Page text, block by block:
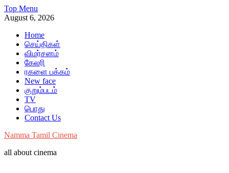
Skip
to
Top Menu
August 6, 2026
Home
செய்திகள்
விமர்சனம்
கேலரி
ரகளை பக்கம்
New face
குறும்படம்
TV
பொது
Contact Us
Namma Tamil Cinema
all about cinema